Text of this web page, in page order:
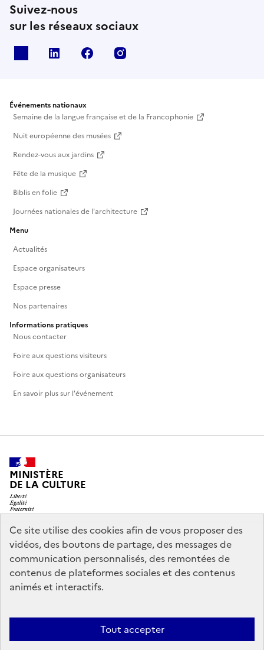
Ce site utilise des cookies afin de vous proposer des
vidéos, des boutons de partage, des messages de
communication personnalisés, des remontées de
contenus de plateformes sociales et des contenus
animés et interactifs.
Tout accepter
Suivez-nous
sur les réseaux sociaux
Linkedin Facebook
Événements nationaux
Semaine de la langue française et de la Francophonie
Nuit européenne des musées
Rendez-vous aux jardins
Fête de la musique
Biblis en folie
Journées nationales de l'architecture
Menu
Actualités
Espace organisateurs
Espace presse
Nos partenaires
Informations pratiques
Nous contacter
Foire aux questions visiteurs
Foire aux questions organisateurs
En savoir plus sur l'événement
MINISTÈRE
DE LA CULTURE
legifrance.gouv.fr
info.gouv.fr
service-public.gouv.fr
data.gouv.fr
Mentions légales
conforme
Politique d’utilisation des témoins de connexion